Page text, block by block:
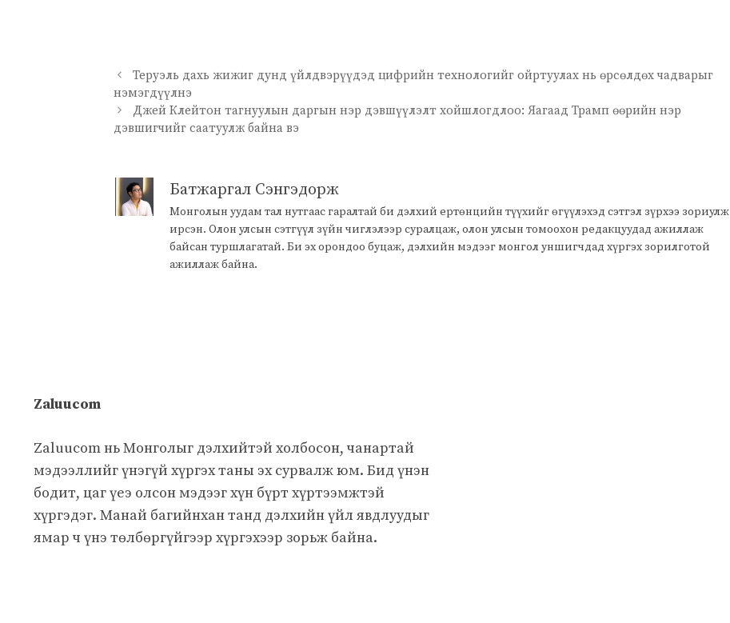
Теруэль дахь жижиг дунд үйлдвэрүүдэд цифрийн технологийг ойртуулах нь өрсөлдөх чадварыг
нэмэгдүүлнэ
Джей Клейтон тагнуулын даргын нэр дэвшүүлэлт хойшлогдлоо: Яагаад Трамп өөрийн нэр
дэвшигчийг саатуулж байна вэ
Батжаргал Сэнгэдорж
Монголын уудам тал нутгаас гаралтай би дэлхий ертөнцийн түүхийг өгүүлэхэд сэтгэл зүрхээ зориулж
ирсэн. Олон улсын сэтгүүл зүйн чиглэлээр суралцаж, олон улсын томоохон редакцуудад ажиллаж
байсан туршлагатай. Би эх орондоо буцаж, дэлхийн мэдээг монгол уншигчдад хүргэх зорилготой
ажиллаж байна.
Zaluucom
Zaluucom нь Монголыг дэлхийтэй холбосон, чанартай
мэдээллийг үнэгүй хүргэх таны эх сурвалж юм. Бид үнэн
бодит, цаг үеэ олсон мэдээг хүн бүрт хүртээмжтэй
хүргэдэг. Манай багийнхан танд дэлхийн үйл явдлуудыг
ямар ч үнэ төлбөргүйгээр хүргэхээр зорьж байна.